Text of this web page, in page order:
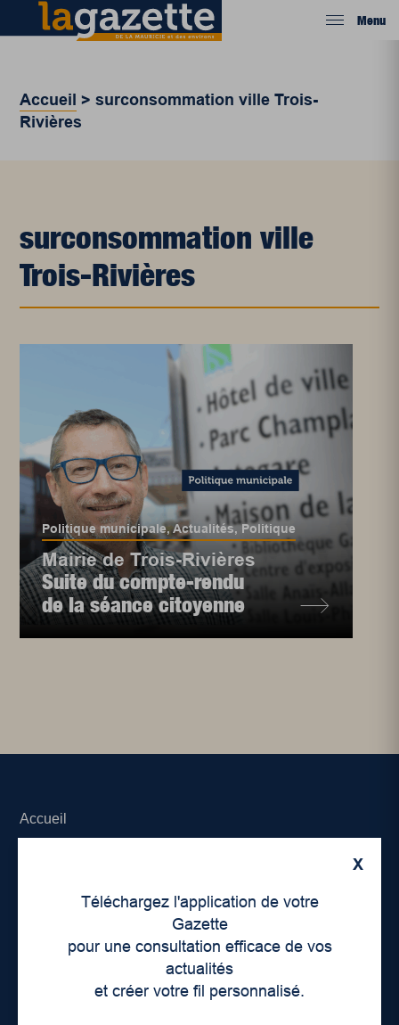
Menu
Accueil >surconsommation ville Trois-
Rivières
surconsommation ville
Trois-Rivières
Politique municipale,Actualités,Politique
Mairie de Trois-Rivières
Suite du compte-rendu
de la séance citoyenne
X
Téléchargez l'application de votre
Gazette
pour une consultation efficace de vos
actualités
et créer votre fil personnalisé.
Accueil
Déontologie et confidentialité
Devenir partenaire
Lieux de distribution